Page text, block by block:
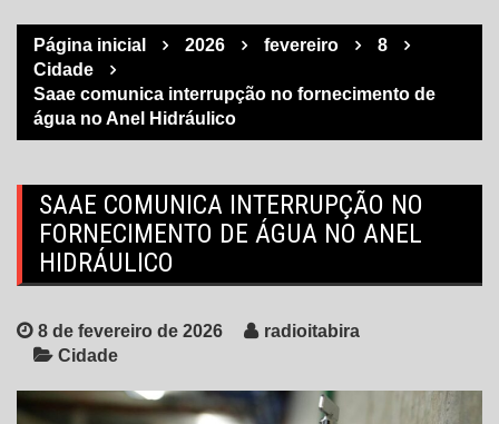
Página inicial 2026 fevereiro
8
Cidade
Saae comunica interrupção no fornecimento de
água no Anel Hidráulico
SAAE COMUNICA INTERRUPÇÃO NO
FORNECIMENTO DE ÁGUA NO ANEL
HIDRÁULICO
8 de fevereiro de 2026
radioitabira
Cidade